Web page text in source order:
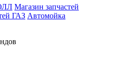
Магазин запчастей
ГАЗ Автомойка